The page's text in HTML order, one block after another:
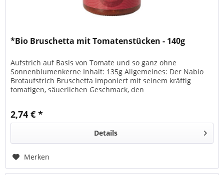
*Bio Bruschetta mit Tomatenstücken - 140g
Aufstrich auf Basis von Tomate und so ganz ohne
Sonnenblumenkerne Inhalt: 135g Allgemeines: Der Nabio
Brotaufstrich Bruschetta imponiert mit seinem kräftig
tomatigen, säuerlichen Geschmack, den
2,74 € *
Details
Merken